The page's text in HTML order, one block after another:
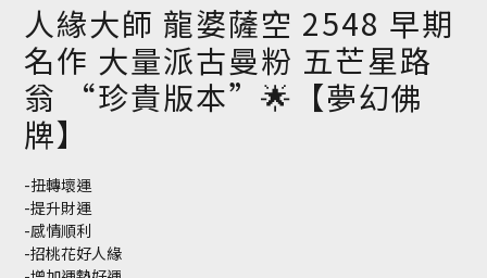
人緣大師 龍婆薩空 2548 早期
名作 大量派古曼粉 五芒星路
翁 “珍貴版本”🌟【夢幻佛
牌】
-扭轉壞運
-提升財運
-感情順利
-招桃花好人緣